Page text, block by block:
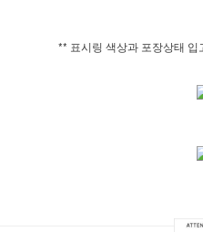
** 표시링 색상과 포장상태